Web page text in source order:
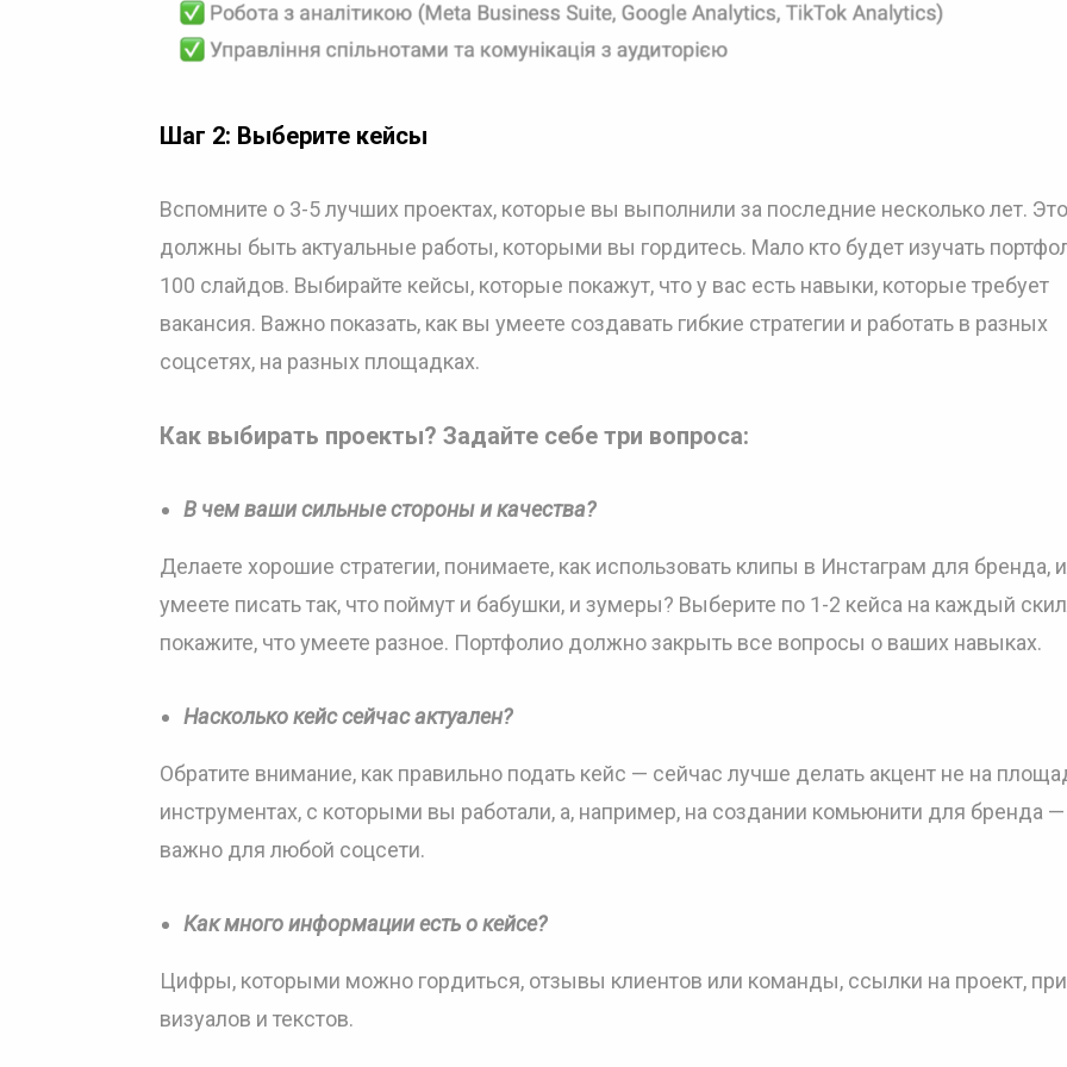
Шаг 2: Выберите кейсы
Вспомните о 3-5 лучших проектах, которые вы выполнили за последние несколько лет. Это
должны быть актуальные работы, которыми вы гордитесь. Мало кто будет изучать
100 слайдов. Выбирайте кейсы, которые покажут, что у вас есть навыки, которые требует
вакансия. Важно показать, как вы умеете создавать гибкие стратегии и работать в разных
соцсетях, на разных площадках.
Как выбирать проекты? Задайте себе три вопроса:
В чем ваши сильные стороны и качества?
Делаете хорошие стратегии, понимаете, как использовать клипы в Инстаграм для бренда,
умеете писать так, что поймут и бабушки, и зумеры? Выберите по 1-2 кейса на каждый
покажите, что умеете разное. Портфолио должно закрыть все вопросы о ваших навыках.
Насколько кейс сейчас актуален?
Обратите внимание, как правильно подать кейс — сейчас лучше делать акцент не на
инструментах, с которыми вы работали, а, например, на создании комьюнити для бренда —
важно для любой соцсети.
Как много информации есть о кейсе?
Цифры, которыми можно гордиться, отзывы клиентов или команды, ссылки на проект,
визуалов и текстов.